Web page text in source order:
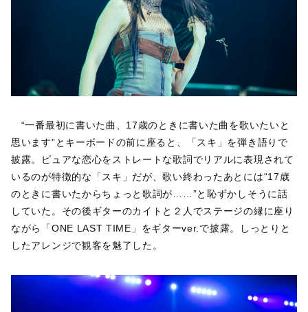
“一番最初に書いた曲、17歳のときに書いた曲を歌いたいと
思います”とキーボードの前に座ると、「スキ」を弾き語りで
披露。ピュアな恋心をストレートな歌詞でリアルに表現されて
いるのが特徴的な「スキ」だが、歌い終わったあとには“17歳
のときに書いたからちょっと歌詞が……”と恥ずかしそうに話
していた。その後ギターのカイトと２人でステージの縁に座り
ながら「ONE LAST TIME」をギターver.で披露。しっとりと
したアレンジで観客を魅了した。